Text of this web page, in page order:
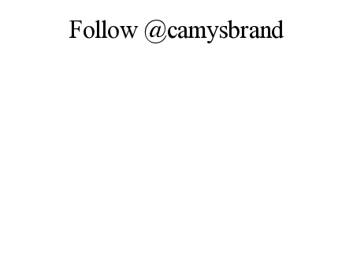
Follow @camysbrand